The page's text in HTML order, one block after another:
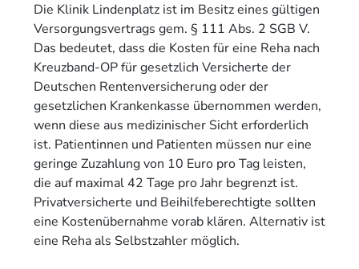
Die Klinik Lindenplatz ist im Besitz eines gültigen
Versorgungsvertrags gem. § 111 Abs. 2 SGB V.
Das bedeutet, dass die Kosten für eine Reha nach
Kreuzband-OP für gesetzlich Versicherte der
Deutschen Rentenversicherung oder der
gesetzlichen Krankenkasse übernommen werden,
wenn diese aus medizinischer Sicht erforderlich
ist. Patientinnen und Patienten müssen nur eine
geringe Zuzahlung von 10 Euro pro Tag leisten,
die auf maximal 42 Tage pro Jahr begrenzt ist.
Privatversicherte und Beihilfeberechtigte sollten
eine Kostenübernahme vorab klären. Alternativ ist
eine Reha als Selbstzahler möglich.